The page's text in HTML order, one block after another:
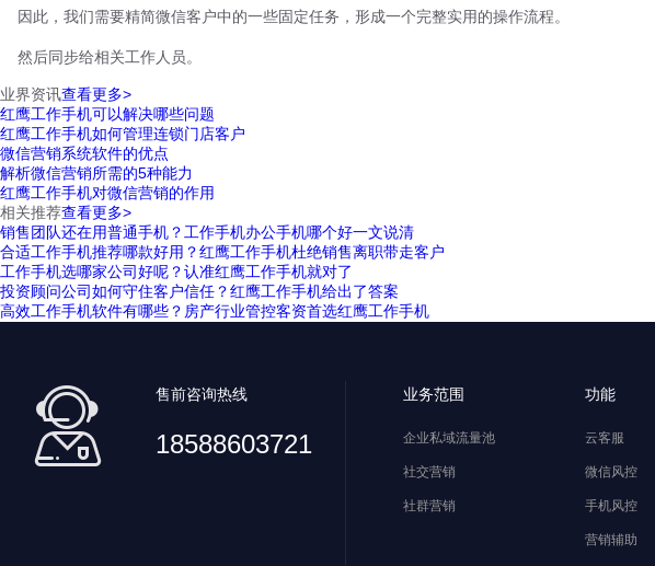
因此，我们需要精简微信客户中的一些固定任务，形成一个完整实用的操作流程。
然后同步给相关工作人员。
业界资讯查看更多>
红鹰工作手机可以解决哪些问题
红鹰工作手机如何管理连锁门店客户
微信营销系统软件的优点
解析微信营销所需的5种能力
红鹰工作手机对微信营销的作用
相关推荐查看更多>
销售团队还在用普通手机？工作手机办公手机哪个好一文说清
合适工作手机推荐哪款好用？红鹰工作手机杜绝销售离职带走客户
工作手机选哪家公司好呢？认准红鹰工作手机就对了
投资顾问公司如何守住客户信任？红鹰工作手机给出了答案
高效工作手机软件有哪些？房产行业管控客资首选红鹰工作手机
售前咨询热线
18588603721
业务范围
企业私域流量池
社交营销
社群营销
功能
云客服
微信风控
手机风控
营销辅助